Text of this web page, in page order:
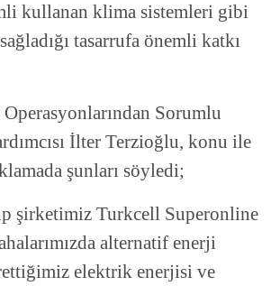
kullanan klima sistemleri gibi
tasarrufa önemli katkı
Sorumlu
İlter Terzioğlu, konu ile
şunları söyledi;
şirketimiz Turkcell Superonline
alternatif enerji
elektrik enerjisi ve